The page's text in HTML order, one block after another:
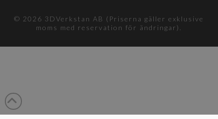
© 2026 3DVerkstan AB (Priserna gäller exklusive
moms med reservation för ändringar).